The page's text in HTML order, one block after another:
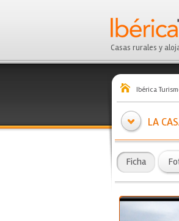
Casas rurales y
Ibérica
LA
Ficha